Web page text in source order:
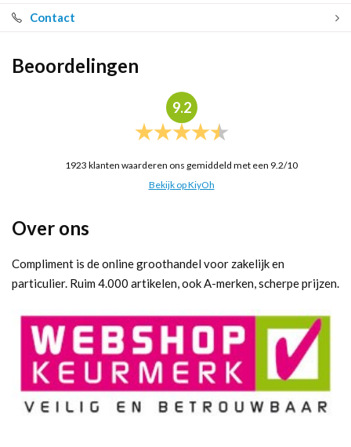
Contact
Beoordelingen
9.2
1923 klanten waarderen ons gemiddeld met een 9.2/10
Bekijk op KiyOh
Over ons
Compliment is de online groothandel voor zakelijk en
particulier. Ruim 4.000 artikelen, ook A-merken, scherpe prijzen.